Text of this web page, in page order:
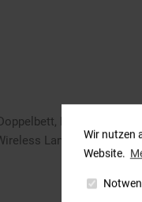
Wir nutzen
Website.
Fenster
Lan im Zimmer